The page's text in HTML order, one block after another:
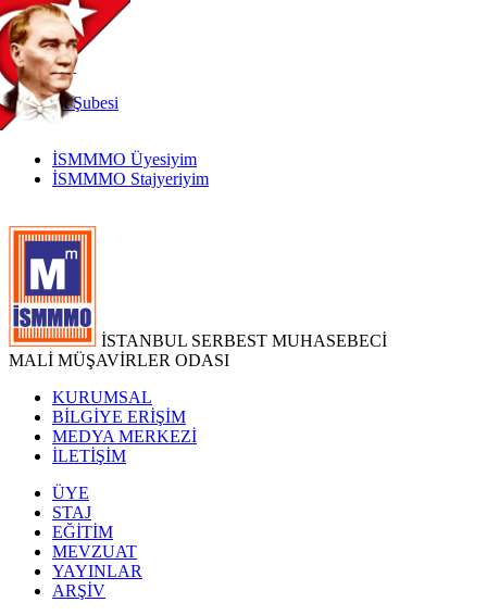
TR
|
EN
İnternetŞubesi
İSMMMO Üyesiyim
İSMMMO Stajyeriyim
İSTANBUL SERBEST MUHASEBECİ
MALİ MÜŞAVİRLER ODASI
KURUMSAL
BİLGİYE ERİŞİM
MEDYA MERKEZİ
İLETİŞİM
ÜYE
STAJ
EĞİTİM
MEVZUAT
YAYINLAR
ARŞİV